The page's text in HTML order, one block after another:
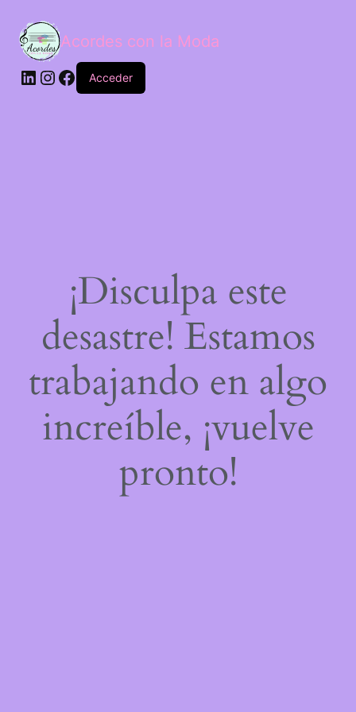
Acordes con la Moda
Acceder
¡Disculpa este
desastre! Estamos
trabajando en algo
increíble, ¡vuelve
pronto!